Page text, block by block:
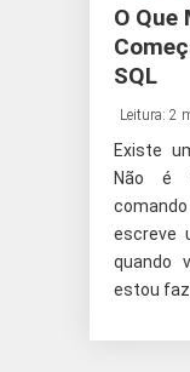
O Que
SQL
Leitura: 2
Existe
Não é
escreve
quando
estou